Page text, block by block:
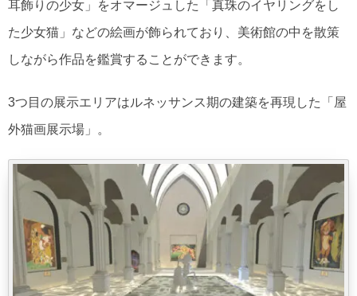
耳飾りの少女」をオマージュした「真珠のイヤリングをし
た少女猫」などの絵画が飾られており、美術館の中を散策
しながら作品を鑑賞することができます。
3つ目の展示エリアはルネッサンス期の建築を再現した「屋
外猫画展示場」。